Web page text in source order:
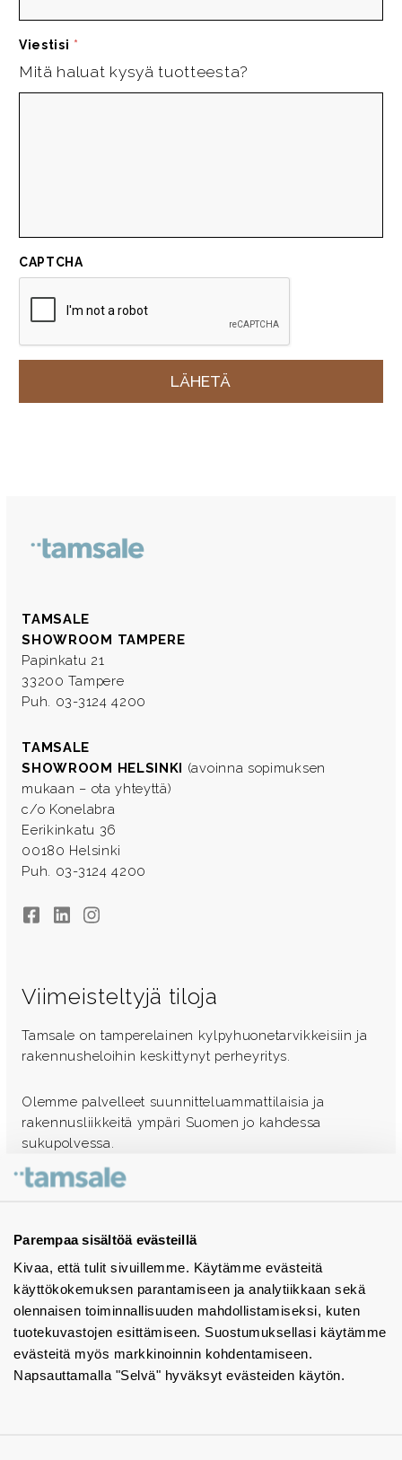
Parempaa sisältöä evästeillä
Kivaa, että tulit sivuillemme. Käytämme evästeitä
käyttökokemuksen parantamiseen ja analytiikkaan sekä
olennaisen toiminnallisuuden mahdollistamiseksi, kuten
tuotekuvastojen esittämiseen. Suostumuksellasi käytämme
evästeitä myös markkinoinnin kohdentamiseen.
Napsauttamalla "Selvä" hyväksyt evästeiden käytön.
Viestisi *
Mitä haluat kysyä tuotteesta?
CAPTCHA
TAMSALE
SHOWROOM TAMPERE
Papinkatu 21
33200 Tampere
Puh. 03-3124 4200
TAMSALE
SHOWROOM HELSINKI (avoinna sopimuksen
mukaan – ota yhteyttä)
c/o Konelabra
Eerikinkatu 36
00180 Helsinki
Puh. 03-3124 4200
FacebookLinkedInInstagram
Viimeisteltyjä tiloja
Tamsale on tamperelainen kylpyhuonetarvikkeisiin ja
rakennusheloihin keskittynyt perheyritys.
Olemme palvelleet suunnitteluammattilaisia ja
rakennusliikkeitä ympäri Suomen jo kahdessa
sukupolvessa.
Ota yhteyttä - autamme mielellämme
Tuotekuvastot
Instagram
BIM-objektit
Yhteystiedot
Tiedotteet